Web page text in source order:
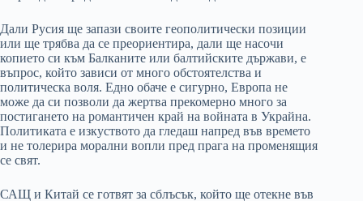
Дали Русия ще запази своите геополитически позиции
или ще трябва да се преориентира, дали ще насочи
копието си към Балканите или балтийските държави, е
въпрос, който зависи от много обстоятелства и
политическа воля. Едно обаче е сигурно, Европа не
може да си позволи да жертва прекомерно много за
постигането на романтичен край на войната в Украйна.
Политиката е изкуството да гледаш напред във времето
и не толерира морални вопли пред прага на променящия
се свят.
САЩ и Китай се готвят за сблъсък, който ще отекне във